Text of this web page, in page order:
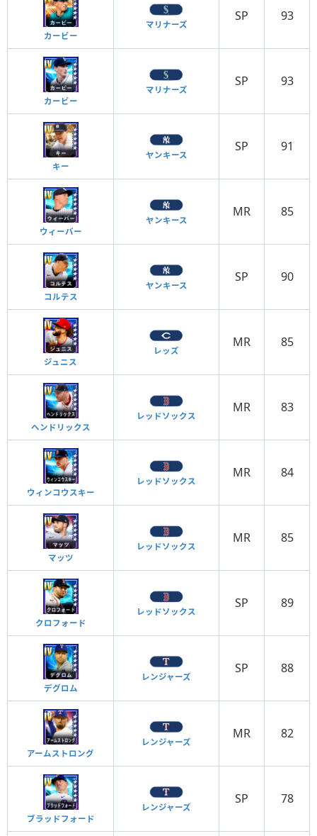
カービー
マリナーズ
SP 93
カービー
マリナーズ
SP 93
キー
ヤンキース
SP 91
ウィーバー
ヤンキース
MR 85
コルテス
ヤンキース
SP 90
ジュニス
レッズ
MR 85
ヘンドリックス
レッドソックス
MR 83
ウィンコウスキー
レッドソックス
MR 84
マッツ
レッドソックス
MR 85
クロフォード
レッドソックス
SP 89
デグロム
レンジャーズ
SP 88
アームストロング
レンジャーズ
MR 82
ブラッドフォード
レンジャーズ
SP 78